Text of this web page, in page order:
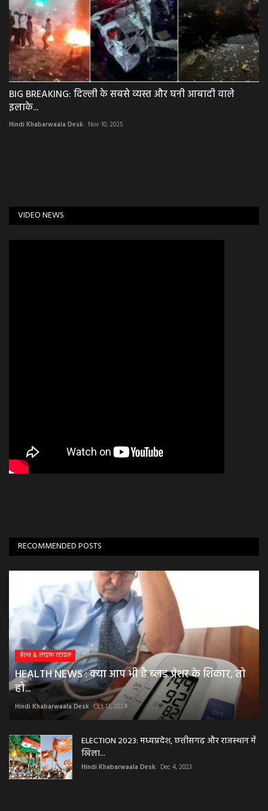
BIG BREAKING: दिल्ली के सबसे व्यस्त और घनी आबादी वाले
इलाके...
Hindi Khabarwaala Desk Nov 10, 2025
VIDEO NEWS
RECOMMENDED POSTS
हेल्थ & लाइफ स्टाइल
HEALTH NEWS : क्या आप भी है ब्लड प्रेशर के शिकार, तो
हो...
Hindi Khabarwaala Desk Oct 13, 2024
ELECTION 2023: मध्यप्रदेश, छत्तीसगढ़ और राजस्थान में
खिला...
Hindi Khabarwaala Desk Dec 4, 2023